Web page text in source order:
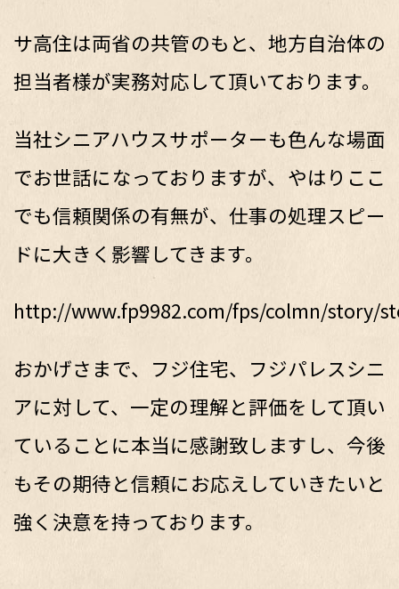
サ高住は両省の共管のもと、地方自治体の
担当者様が実務対応して頂いております。
当社シニアハウスサポーターも色んな場面
でお世話になっておりますが、やはりここ
でも信頼関係の有無が、仕事の処理スピー
ドに大きく影響してきます。
http://www.fp9982.com/fps/colmn/story/
おかげさまで、フジ住宅、フジパレスシニ
アに対して、一定の理解と評価をして頂い
ていることに本当に感謝致しますし、今後
もその期待と信頼にお応えしていきたいと
強く決意を持っております。